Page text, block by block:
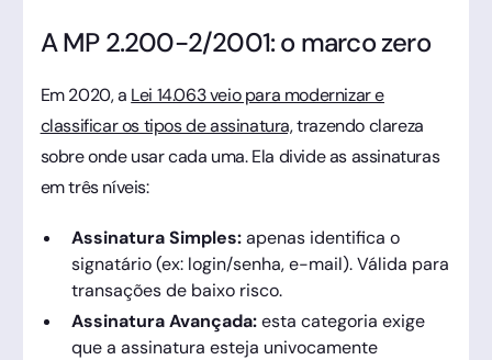
A MP 2.200-2/2001: o marco zero
Em 2020, a Lei 14.063 veio para modernizar e
classificar os tipos de assinatura,trazendo clareza
sobre onde usar cada uma. Ela divide as assinaturas
em três níveis:
Assinatura Simples:apenas identifica o
signatário (ex: login/senha, e-mail). Válida para
transações de baixo risco.
Assinatura Avançada:esta categoria exige
que a assinatura esteja univocamente